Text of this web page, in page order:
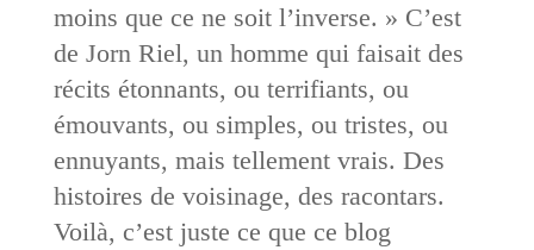
moins que ce ne soit l’inverse. » C’est
de Jorn Riel, un homme qui faisait des
récits étonnants, ou terrifiants, ou
émouvants, ou simples, ou tristes, ou
ennuyants, mais tellement vrais. Des
histoires de voisinage, des racontars.
Voilà, c’est juste ce que ce blog